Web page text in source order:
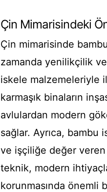
Çin Mimarisindeki
Çin mimarisinde
zamanda yenilikçilik
iskele malzemeleriyle
karmaşık binaların
avlulardan modern
sağlar. Ayrıca, bambu
ve işçiliğe değer veren
teknik, modern
korunmasında önemli